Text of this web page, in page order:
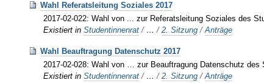
Wahl Referatsleitung Soziales 2017
2017-02-022: Wahl von ... zur Referatsleitung Soziales des
Existiert in Studentinnenrat / …/2. Sitzung /Anträge
Wahl Beauftragung Datenschutz 2017
2017-02-028: Wahl von … zur Beauftragung Datenschutz des
Existiert in Studentinnenrat / …/2. Sitzung /Anträge